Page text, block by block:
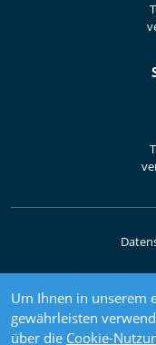
Um Ihnen in unserem
gewährleisten
über die Cookie-
©